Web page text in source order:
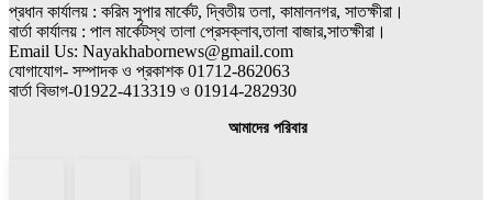
প্রধান কার্যালয় : করিম সুপার মার্কেট, দ্বিতীয় তলা, কামালনগর, সাতক্ষীরা।
বার্তা কার্যালয় : পাল মার্কেটস্থ তালা প্রেসক্লাব,তালা বাজার,সাতক্ষীরা।
Email Us: Nayakhabornews@gmail.com
যোগাযোগ- সম্পাদক ও প্রকাশক 01712-862063
বার্তা বিভাগ-01922-413319 ও 01914-282930
আমাদের পরিবার